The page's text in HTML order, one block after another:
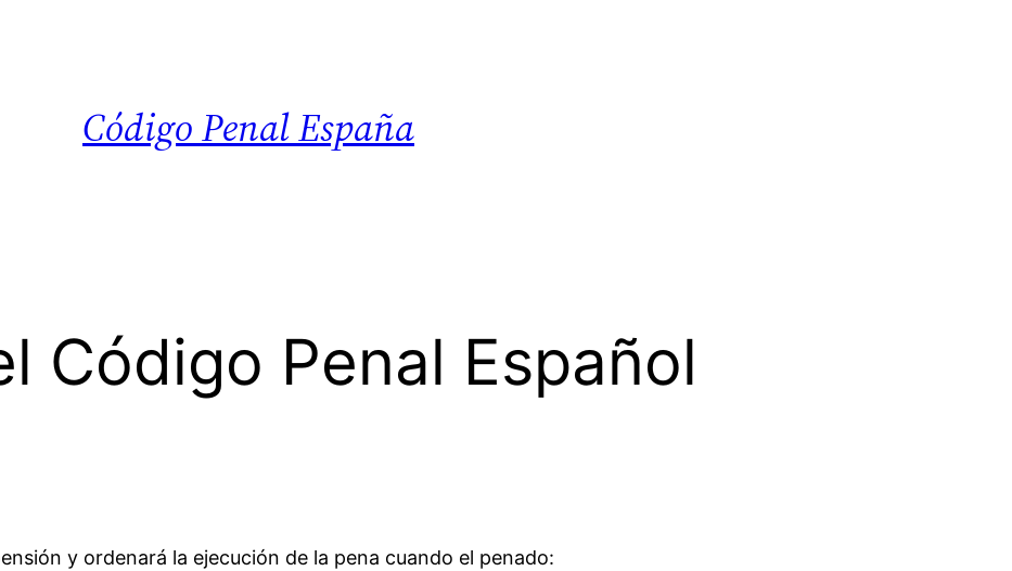
Código Penal España
Código Penal Español
y ordenará la ejecución de la pena cuando el penado: